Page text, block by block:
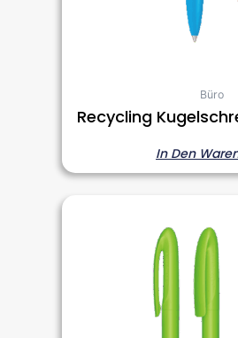
Büro
Recycling
In Den